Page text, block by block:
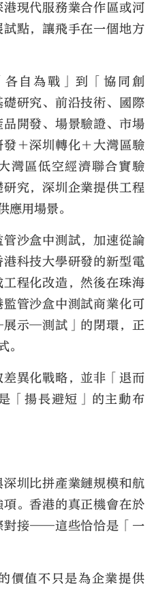
現代服務業合作區或河
點，讓飛手在一個地方
自為戰」到「協同創
研究、前沿技術、國際
開發、場景驗證、市場
＋深圳轉化＋大灣區驗
灣區低空經濟聯合實驗
究，深圳企業提供工程
應用場景。
沙盒中測試，加速從論
科技大學研發的新型電
程化改造，然後在珠海
管沙盒中測試商業化可
示─測試」的閉環，正
。
異化戰略，並非「退而
「揚長避短」的主動布
圳比拼產業鏈規模和航
。香港的真正機會在於
對接——這些恰恰是「一
價值不只是為企業提供